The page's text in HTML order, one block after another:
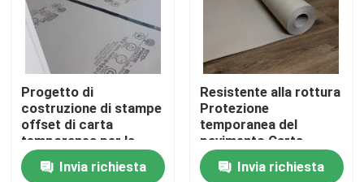
Carta del rivestimento per pavimenti della costruzione
Carta da stampa del cartone
Strati di pavimentazione impermeabili
Rivestimento per pavimenti protettivo temporaneo
Progetto di
costruzione di stampe
offset di carta
temporanea per la
protezione del
pavimentoInvia richiesta
Resistente alla rottura
Protezione
temporanea del
pavimento Carta
resistente allo
slittamento 0,9 mm
Invia richiesta